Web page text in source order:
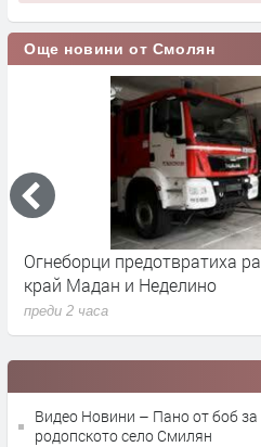
Още новини от Смолян
Огнеборци предотвратиха
край Мадан и Неделино
преди 2 часа
Видео Новини – Пано от боб за
родопското село Смилян